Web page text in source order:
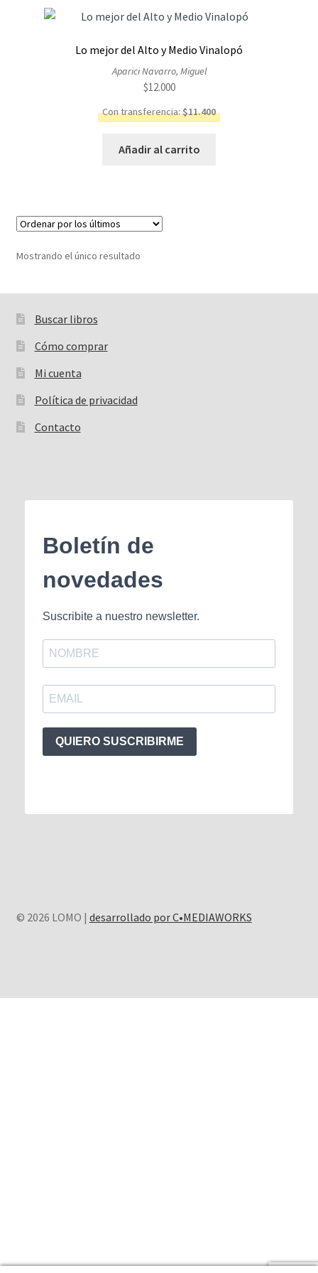
Lo mejor del Alto y Medio Vinalopó
Aparici Navarro, Miguel
$12.000
Con transferencia:$11.400
Añadir al carrito
Mostrando el único resultado
Buscar libros
Buscar:
Cómo comprar
Mi cuenta
Política de privacidad
Contacto
Boletín de
novedades
Suscribite a nuestro newsletter.
QUIERO SUSCRIBIRME
© 2026 LOMO | desarrollado por C•MEDIAWORKS